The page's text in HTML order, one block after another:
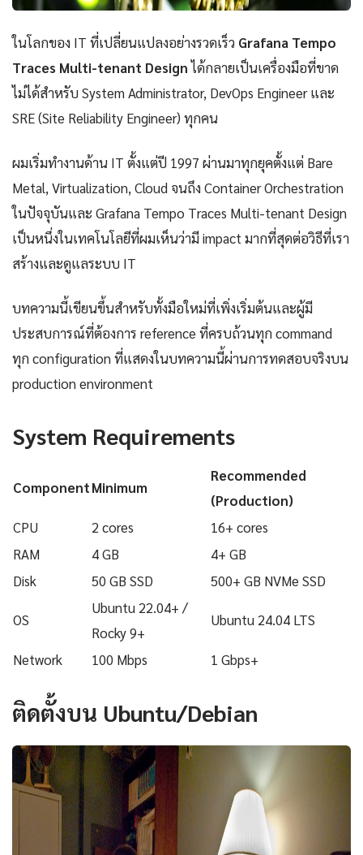
ในโลกของ IT ที่เปลี่ยนแปลงอย่างรวดเร็ว Grafana Tempo
Traces Multi-tenant Designได้กลายเป็นเครื่องมือที่ขาด
ไม่ได้สำหรับ System Administrator, DevOps Engineer และ
SRE (Site Reliability Engineer) ทุกคน
ผมเริ่มทำงานด้าน IT ตั้งแต่ปี 1997 ผ่านมาทุกยุคตั้งแต่ Bare
Metal, Virtualization, Cloud จนถึง Container Orchestration
ในปัจจุบันและ Grafana Tempo Traces Multi-tenant Design
เป็นหนึ่งในเทคโนโลยีที่ผมเห็นว่ามี impact มากที่สุดต่อวิธีที่เรา
สร้างและดูแลระบบ IT
บทความนี้เขียนขึ้นสำหรับทั้งมือใหม่ที่เพิ่งเริ่มต้นและผู้มี
ประสบการณ์ที่ต้องการ reference ที่ครบถ้วนทุก command
ทุก configuration ที่แสดงในบทความนี้ผ่านการทดสอบจริงบน
production environment
System Requirements
ComponentMinimum
Recommended
(Production)
CPU
2 cores
16+ cores
RAM
4 GB
4+ GB
Disk
50 GB SSD 500+ GB NVMe SSD
OS
Ubuntu 22.04+ /
Rocky 9+
Ubuntu 24.04 LTS
Network 100 Mbps 1 Gbps+
ติดตั้งบน Ubuntu/Debian